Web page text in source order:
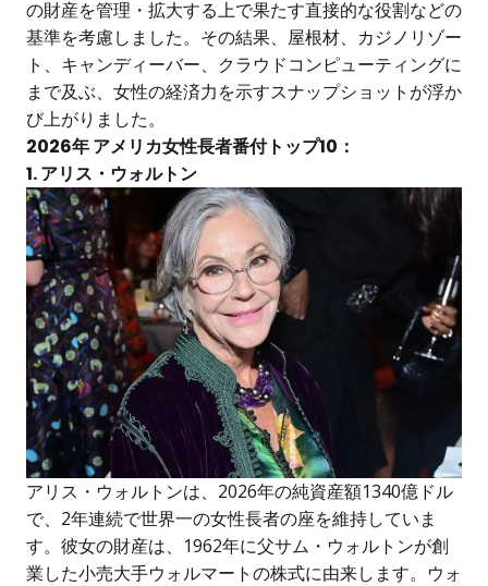
の財産を管理・拡大する上で果たす直接的な役割などの
基準を考慮しました。その結果、屋根材、カジノリゾー
ト、キャンディーバー、クラウドコンピューティングに
まで及ぶ、女性の経済力を示すスナップショットが浮か
び上がりました。
2026年 アメリカ女性長者番付トップ10：
1. アリス・ウォルトン
アリス・ウォルトンは、2026年の純資産額1340億ドル
で、2年連続で世界一の女性長者の座を維持していま
す。彼女の財産は、1962年に父サム・ウォルトンが創
業した小売大手ウォルマートの株式に由来します。ウォ